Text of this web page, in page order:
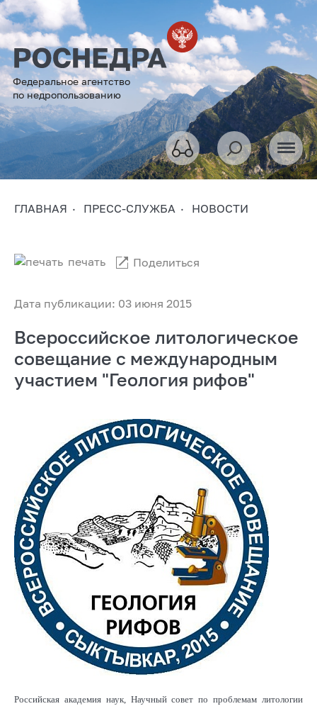
Федеральное агентство
по недропользованию
ГЛАВНАЯ ПРЕСС-СЛУЖБА НОВОСТИ
Дата публикации: 03 июня 2015
печать Поделиться
Всероссийское литологическое
совещание с международным
участием "Геология рифов"
Российская академия наук, Научный совет по проблемам литологии